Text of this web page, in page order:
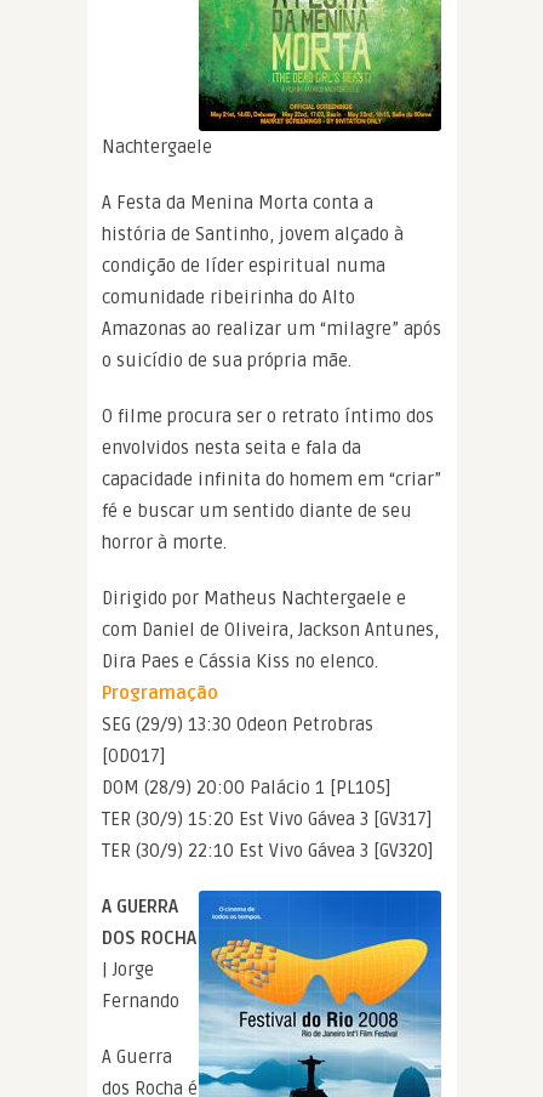
Nachtergaele
A Festa da Menina Morta conta a
história de Santinho, jovem alçado à
condição de líder espiritual numa
comunidade ribeirinha do Alto
Amazonas ao realizar um “milagre” após
o suicídio de sua própria mãe.
O filme procura ser o retrato íntimo dos
envolvidos nesta seita e fala da
capacidade infinita do homem em “criar”
fé e buscar um sentido diante de seu
horror à morte.
Dirigido por Matheus Nachtergaele e
com Daniel de Oliveira, Jackson Antunes,
Dira Paes e Cássia Kiss no elenco.
Programação
SEG (29/9) 13:30 Odeon Petrobras
[OD017]
DOM (28/9) 20:00 Palácio 1 [PL105]
TER (30/9) 15:20 Est Vivo Gávea 3 [GV317]
TER (30/9) 22:10 Est Vivo Gávea 3 [GV320]
A GUERRA
DOS ROCHA
| Jorge
Fernando
A Guerra
dos Rocha é